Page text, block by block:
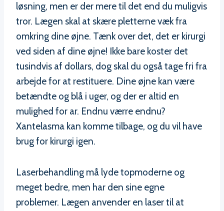
løsning, men er der mere til det end du muligvis
tror. Lægen skal at skære pletterne væk fra
omkring dine øjne. Tænk over det, det er kirurgi
ved siden af dine øjne! Ikke bare koster det
tusindvis af dollars, dog skal du også tage fri fra
arbejde for at restituere. Dine øjne kan være
betændte og blå i uger, og der er altid en
mulighed for ar. Endnu værre endnu?
Xantelasma kan komme tilbage, og du vil have
brug for kirurgi igen.
Laserbehandling må lyde topmoderne og
meget bedre, men har den sine egne
problemer. Lægen anvender en laser til at